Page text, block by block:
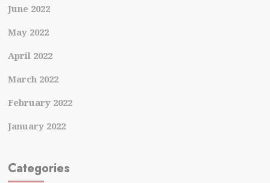
June 2022
May 2022
April 2022
March 2022
February 2022
January 2022
Categories